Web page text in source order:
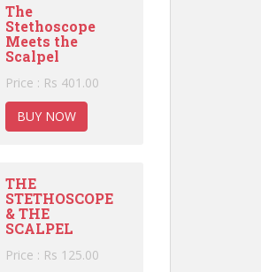
The
Stethoscope
Meets the
Scalpel
Price : Rs 401.00
BUY NOW
THE
STETHOSCOPE
& THE
SCALPEL
Price : Rs 125.00